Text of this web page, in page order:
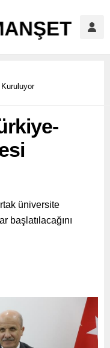
üniversite
başlatılacağını